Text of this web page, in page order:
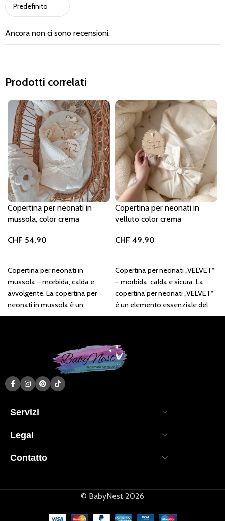
Ancora non ci sono recensioni.
Prodotti correlati
Copertina per neonati in
mussola, color crema
CHF 54.90
Copertina per neonati in
mussola – morbida, calda e
avvolgente. La copertina per
neonati in mussola è un
elemento essenziale del
Copertina per neonati in
velluto color crema
CHF 49.90
Copertina per neonati „VELVET“
– morbida, calda e sicura. La
copertina per neonati „VELVET“
è un elemento essenziale del
corredino di ogni neonato.
Servizi
Legal
Contatto
© BabyNest 2026